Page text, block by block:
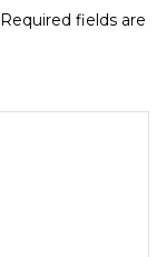
Required fields are